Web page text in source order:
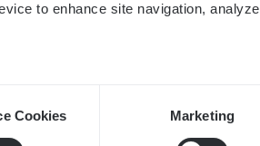
to enhance site navigation, analyze
Cookies Marketing